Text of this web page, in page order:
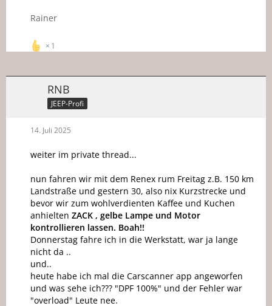
Rainer
1
RNB
JEEP-Profi
14. Juli 2025
weiter im private thread...
nun fahren wir mit dem Renex rum Freitag z.B. 150 km
Landstraße und gestern 30, also nix Kurzstrecke und
bevor wir zum wohlverdienten Kaffee und Kuchen
anhielten ZACK , gelbe Lampe und Motor
kontrollieren lassen. Boah!!
Donnerstag fahre ich in die Werkstatt, war ja lange
nicht da ..
und..
heute habe ich mal die Carscanner app angeworfen
und was sehe ich??? "DPF 100%" und der Fehler war
"overload" Leute nee.